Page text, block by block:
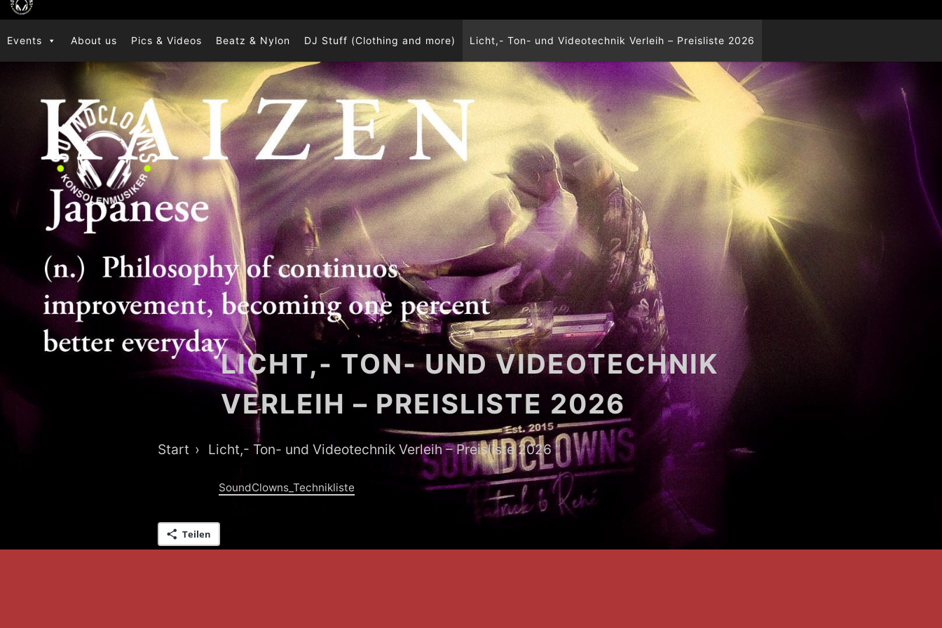
Zum
springen
Events About us Pics & Videos Beatz & Nylon DJ Stuff (Clothing and more) Licht,- Ton- und Videotechnik Verleih – Preisliste 2026
LICHT,- TON- UND VIDEOTECHNIK
VERLEIH – PREISLISTE 2026
Breadcrumb-
Start Licht,- Ton- und Videotechnik Verleih – Preisliste 2026
SoundClowns_Technikliste
Teilen